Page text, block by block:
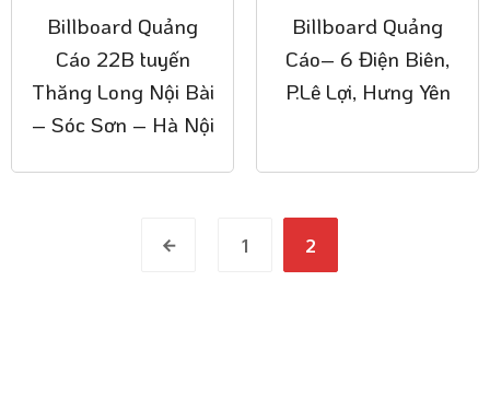
Billboard Quảng
Cáo 22B tuyến
Thăng Long Nội Bài
– Sóc Sơn – Hà Nội
Billboard Quảng
Cáo– 6 Điện Biên,
P.Lê Lợi, Hưng Yên
1 2